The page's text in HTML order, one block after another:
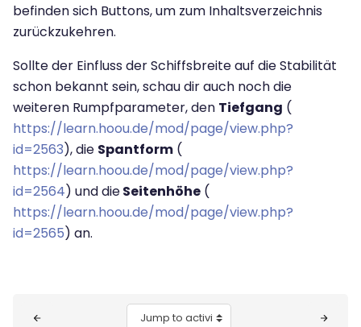
befinden sich Buttons, um zum Inhaltsverzeichnis
zurückzukehren.
Sollte der Einfluss der Schiffsbreite auf die Stabilität
schon bekannt sein, schau dir auch noch die
weiteren Rumpfparameter, den Tiefgang (
https://learn.hoou.de/mod/page/view.php?
id=2563), die Spantform (
https://learn.hoou.de/mod/page/view.php?
id=2564) und dieSeitenhöhe (
https://learn.hoou.de/mod/page/view.php?
id=2565) an.
Jump to activity